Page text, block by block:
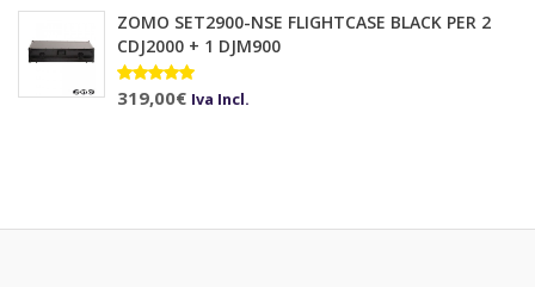
ZOMO SET2900-NSE FLIGHTCASE BLACK PER 2
CDJ2000 + 1 DJM900
Valutato
5.00su 5
319,00€ Iva Incl.